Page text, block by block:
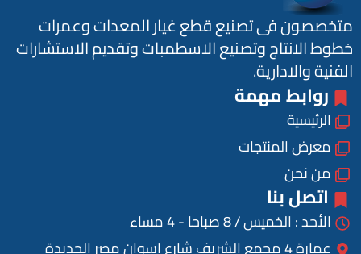
متخصصون فى تصنيع قطع غيار المعدات وعمرات
خطوط الانتاج وتصنيع الاسطمبات وتقديم الاستشارات
الفنية والادارية.
روابط مهمة
الرئيسية
معرض المنتجات
من نحن
اتصل بنا
الأحد : الخميس / 8 صباحا - 4 مساء
عمارة 4 مجمع الشريف شارع اسوان مصر الجديدة